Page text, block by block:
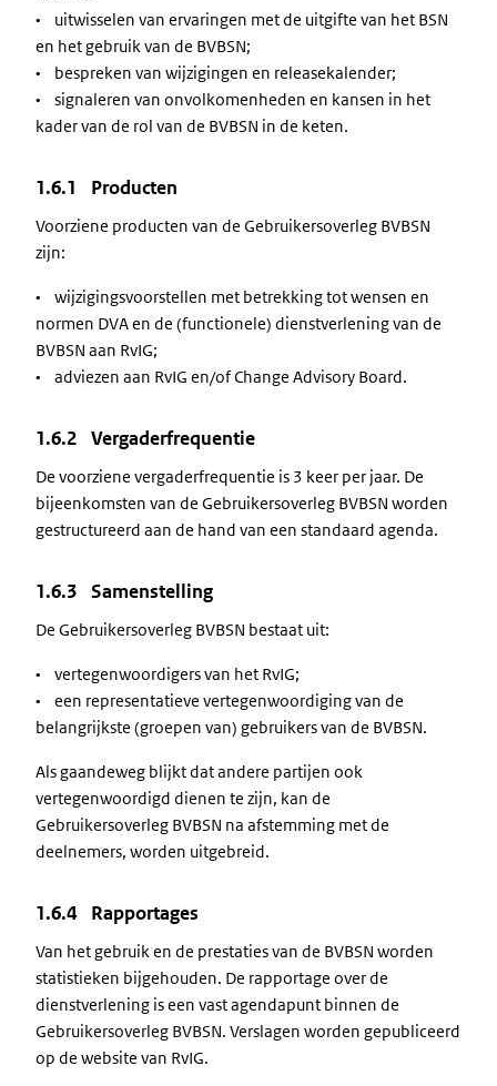
• uitwisselen van ervaringen met de uitgifte van het BSN
en het gebruik van de BVBSN;
• bespreken van wijzigingen en releasekalender;
• signaleren van onvolkomenheden en kansen in het
kader van de rol van de BVBSN in de keten.
1.6.1 Producten
Voorziene producten van de Gebruikersoverleg BVBSN
zijn:
• wijzigingsvoorstellen met betrekking tot wensen en
normen DVA en de (functionele) dienstverlening van de
BVBSN aan RvIG;
• adviezen aan RvIG en/of Change Advisory Board.
1.6.2 Vergaderfrequentie
De voorziene vergaderfrequentie is 3 keer per jaar. De
bijeenkomsten van de Gebruikersoverleg BVBSN worden
gestructureerd aan de hand van een standaard agenda.
1.6.3 Samenstelling
De Gebruikersoverleg BVBSN bestaat uit:
• vertegenwoordigers van het RvIG;
• een representatieve vertegenwoordiging van de
belangrijkste (groepen van) gebruikers van de BVBSN.
Als gaandeweg blijkt dat andere partijen ook
vertegenwoordigd dienen te zijn, kan de
Gebruikersoverleg BVBSN na afstemming met de
deelnemers, worden uitgebreid.
1.6.4 Rapportages
Van het gebruik en de prestaties van de BVBSN worden
statistieken bijgehouden. De rapportage over de
dienstverlening is een vast agendapunt binnen de
Gebruikersoverleg BVBSN. Verslagen worden gepubliceerd
op de website van RvIG.